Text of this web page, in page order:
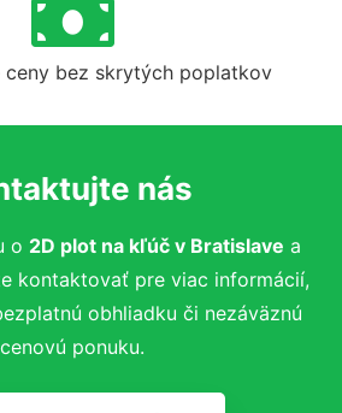
ceny bez skrytých poplatkov
nás
o 2D plot na kľúčv Bratislave a
kontaktovať pre viac informácií,
obhliadku či nezáväznú
cenovú ponuku.